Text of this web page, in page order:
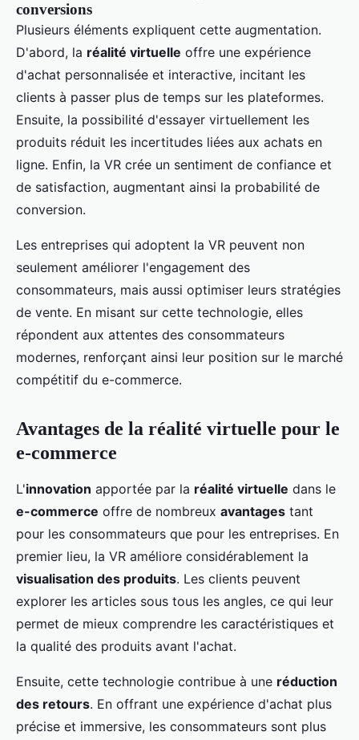
conversions
Plusieurs éléments expliquent cette augmentation.
D'abord, la réalité virtuelle offre une expérience
d'achat personnalisée et interactive, incitant les
clients à passer plus de temps sur les plateformes.
Ensuite, la possibilité d'essayer virtuellement les
produits réduit les incertitudes liées aux achats en
ligne. Enfin, la VR crée un sentiment de confiance et
de satisfaction, augmentant ainsi la probabilité de
conversion.
Les entreprises qui adoptent la VR peuvent non
seulement améliorer l'engagement des
consommateurs, mais aussi optimiser leurs stratégies
de vente. En misant sur cette technologie, elles
répondent aux attentes des consommateurs
modernes, renforçant ainsi leur position sur le marché
compétitif du e-commerce.
Avantages de la réalité virtuelle pour le
e-commerce
L'innovation apportée par la réalité virtuelle dans le
e-commerce offre de nombreux avantages tant
pour les consommateurs que pour les entreprises. En
premier lieu, la VR améliore considérablement la
visualisation des produits. Les clients peuvent
explorer les articles sous tous les angles, ce qui leur
permet de mieux comprendre les caractéristiques et
la qualité des produits avant l'achat.
Ensuite, cette technologie contribue à une réduction
des retours. En offrant une expérience d'achat plus
précise et immersive, les consommateurs sont plus